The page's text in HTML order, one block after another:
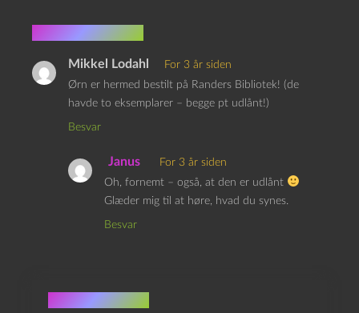
2 kommentarer
Mikkel Lodahl
For 3 år siden
Ørn er hermed bestilt på Randers Bibliotek! (de
havde to eksemplarer – begge pt udlånt!)
Besvar
Janus
For 3 år siden
Oh, fornemt – også, at den er udlånt
Glæder mig til at høre, hvad du synes.
Besvar
Skriv et svar